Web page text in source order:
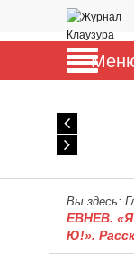
Вы здесь:
ЕВНЕВ.
Ю!».